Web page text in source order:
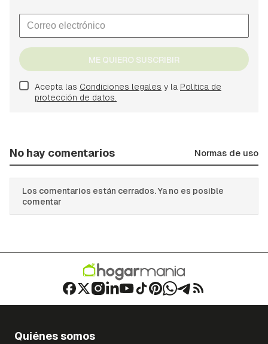
ME QUIERO SUSCRIBIR
Acepta las Condiciones legales y la Política de
protección de datos.
No hay comentarios Normas de uso
Los comentarios están cerrados. Ya no es posible
comentar
Quiénes somos